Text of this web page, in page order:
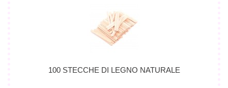
100 STECCHE DI LEGNO NATURALE